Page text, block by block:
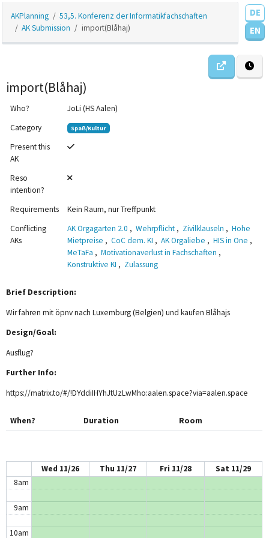
DE
EN
AKPlanning
53,5. Konferenz der Informatikfachschaften
AK Submission
import(Blåhaj)
import(Blåhaj)
Who?
JoLi (HS Aalen)
Category
Spaß/Kultur
Present this
AK
Reso
intention?
Requirements
Kein Raum, nur Treffpunkt
Conflicting
AKs
AK Orgagarten 2.0 , Wehrpflicht, Zivilklauseln , Hohe
Mietpreise , CoC dem. KI , AK Orgaliebe , HIS in One ,
MeTaFa , Motivationaverlust in Fachschaften ,
Konstruktive KI , Zulassung
Brief Description:
Wir fahren mit öpnv nach Luxemburg (Belgien) und kaufen Blåhajs
Design/Goal:
Ausflug?
Further Info:
https://matrix.to/#/!DYddiIHYhJtUzLwMho:aalen.space?via=aalen.space
When? Duration Room
Wed 11/26 Thu 11/27 Fri 11/28 Sat 11/29
2am
3am
6am
8am
9am
10am